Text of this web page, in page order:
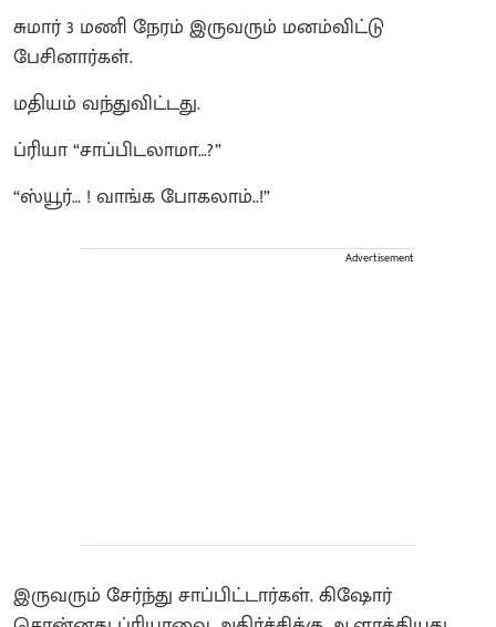
சுமார் 3 மணி நேரம் இருவரும் மனம்விட்டு
பேசினார்கள்.
மதியம் வந்துவிட்டது.
ப்ரியா “சாப்பிடலாமா…?”
“ஸ்யூர்… ! வாங்க போகலாம்..!”
Advertisement
இருவரும் சேர்ந்து சாப்பிட்டார்கள். கிஷோர்